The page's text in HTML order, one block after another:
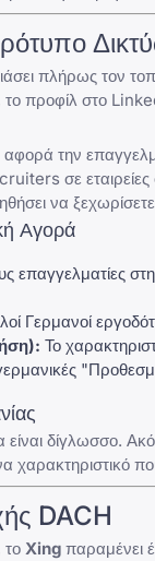
πλήρως τον
προφίλ στο
αφορά την
σε
να
Αγορά
επαγγελματίες
Γερμανοί
Το
δίγλωσσο.
χαρακτηριστικό
DACH
το Xing παραμένει